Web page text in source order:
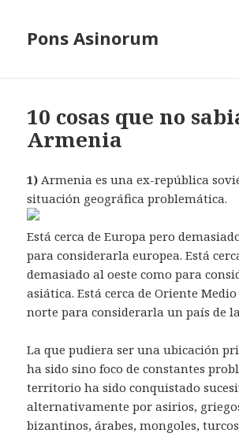
Pons Asinorum
10 cosas que no
Armenia
1) Armenia es una ex-república
situación geográfica problemática.
Está cerca de Europa pero
para considerarla europea. Está
demasiado al oeste como para
asiática. Está cerca de Oriente
norte para considerarla un país de
La que pudiera ser una ubicación
ha sido sino foco de constantes
territorio ha sido conquistado
alternativamente por asirios,
bizantinos, árabes, mongoles,